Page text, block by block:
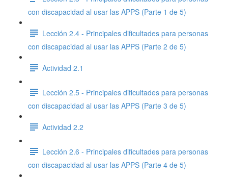
con discapacidad al usar las APPS (Parte 1 de 5)
Lección 2.4 - Principales dificultades para personas
con discapacidad al usar las APPS (Parte 2 de 5)
Actividad 2.1
Lección 2.5 - Principales dificultades para personas
con discapacidad al usar las APPS (Parte 3 de 5)
Actividad 2.2
Lección 2.6 - Principales dificultades para personas
con discapacidad al usar las APPS (Parte 4 de 5)